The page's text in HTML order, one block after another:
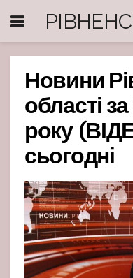
Новини
області
року
сьогодні